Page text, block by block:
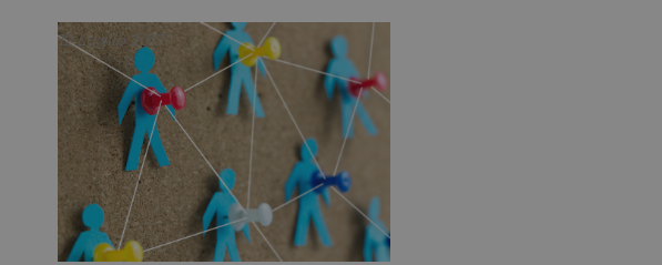
12 Luglio 2017